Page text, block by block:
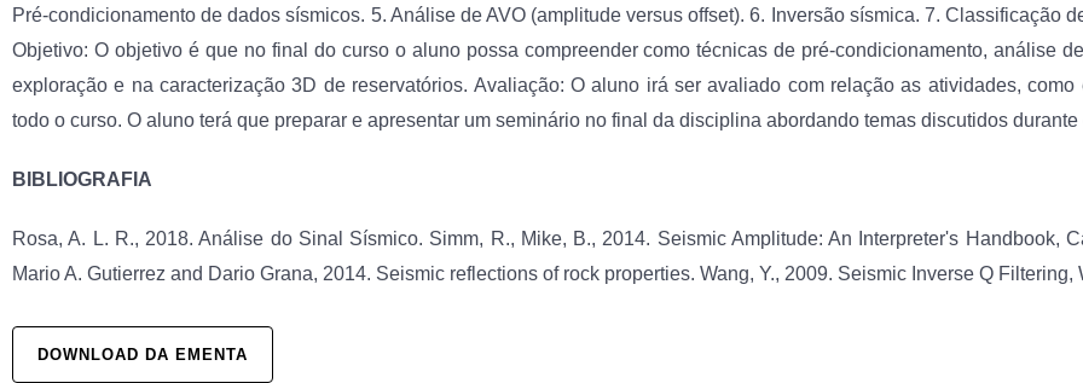
Pré-condicionamento de dados sísmicos. 5. Análise de AVO (amplitude versus offset). 6. Inversão sísmica. 7. Classificação
Objetivo: O objetivo é que no final do curso o aluno possa compreender como técnicas de pré-condicionamento, análise
exploração e na caracterização 3D de reservatórios. Avaliação: O aluno irá ser avaliado com relação as atividades,
todo o curso. O aluno terá que preparar e apresentar um seminário no final da disciplina abordando temas discutidos durante
BIBLIOGRAFIA
Rosa, A. L. R., 2018. Análise do Sinal Sísmico. Simm, R., Mike, B., 2014. Seismic Amplitude: An Interpreter's Handbook,
Mario A. Gutierrez and Dario Grana, 2014. Seismic reflections of rock properties. Wang, Y., 2009. Seismic Inverse Q
DOWNLOAD DA EMENTA